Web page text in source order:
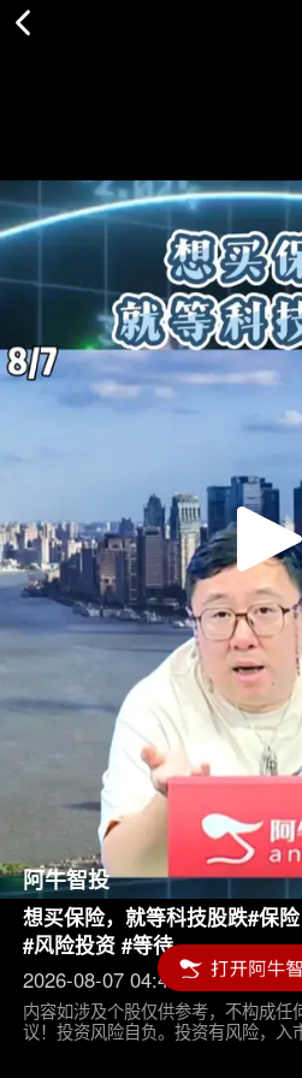
阿牛智投
想买保险，就等科技股跌#保
#风险投资 #等待
2026-08-07 04:45
内容如涉及个股仅供参考，不构成任
议！投资风险自负。投资有风险，入